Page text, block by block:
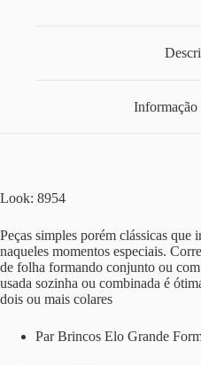
Informação
Look: 8954
Peças simples porém clássicas
naqueles momentos especiais.
de folha formando conjunto ou
usada sozinha ou combinada é
dois ou mais colares
Par Brincos Elo Grande